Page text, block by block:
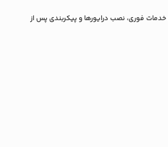
فوری، نصب درایورها و پیکربندی پس از